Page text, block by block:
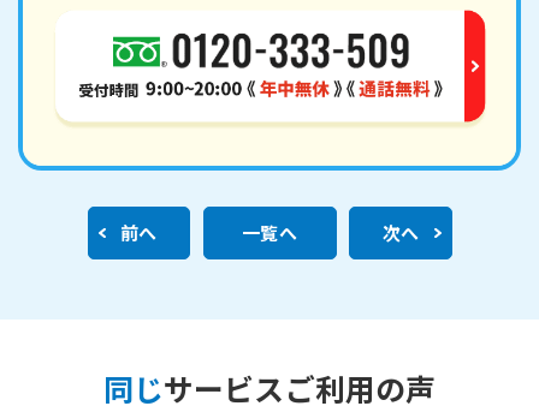
前へ 一覧へ 次へ
同じサービスご利用の声